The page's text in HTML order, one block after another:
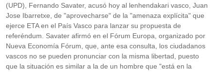
(UPD), Fernando Savater, acusó hoy al lenhendakari vasco, Juan
Jose Ibarretxe, de "aprovecharse" de la "amenaza explícita" que
ejerce ETA en el País Vasco para lanzar su propuesta de
referéndum. Savater afirmó en el Fórum Europa, organizado por
Nueva Economía Fórum, que, ante esa consulta, los ciudadanos
vascos no se pueden pronunciar con la misma libertad, puesto
que la situación es similar a la de un hombre que "está en la